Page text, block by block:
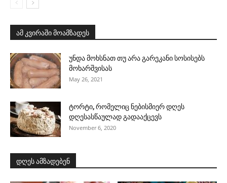
ამ კვირაში მოამზადეს
უნდა მოხსნათ თუ არა გარეკანი სოსისებს
მოხარშვისას
May 26, 2021
ტორტი, რომელიც ნებისმიერ დღეს
დღესასწაულად გადააქცევს
November 6, 2020
დღეს ამზადებენ